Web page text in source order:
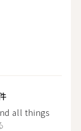
all things